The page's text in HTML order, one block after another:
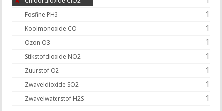
Fosfine PH3 1
Koolmonoxide CO 1
Ozon O3 1
Stikstofdioxide NO2 1
Zuurstof O2 1
Zwaveldioxide SO2 1
Zwavelwaterstof H2S 1